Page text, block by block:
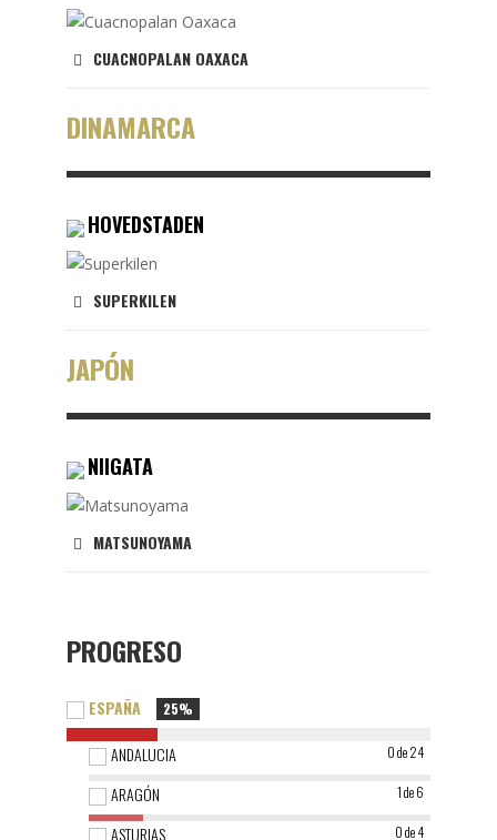
CUACNOPALAN OAXACA
DINAMARCA
HOVEDSTADEN
SUPERKILEN
JAPÓN
NIIGATA
MATSUNOYAMA
PROGRESO
ESPAÑA 25%
ANDALUCIA 0 de 24
ARAGÓN 1 de 6
ASTURIAS 0 de 4